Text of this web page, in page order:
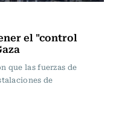
el "control
que las fuerzas de
de